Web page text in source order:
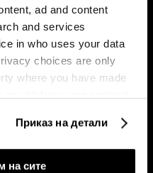
ad and content
and services
in who uses your data
choices are only
where you have made
to:
Приказ на детали
на сите
зошто Хутите засега нема